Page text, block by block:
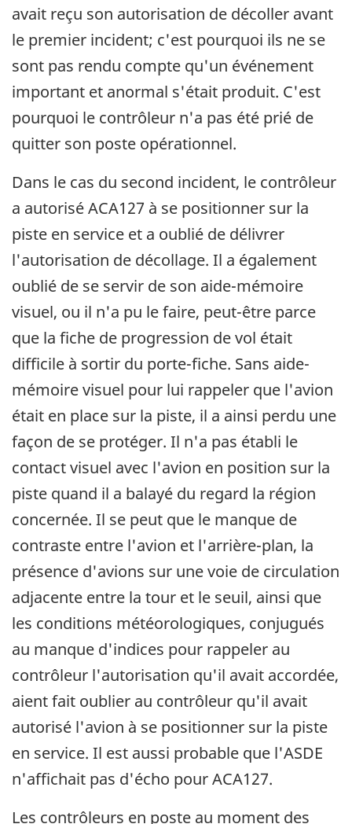
avait reçu son autorisation de décoller avant
le premier incident; c'est pourquoi ils ne se
sont pas rendu compte qu'un événement
important et anormal s'était produit. C'est
pourquoi le contrôleur n'a pas été prié de
quitter son poste opérationnel.
Dans le cas du second incident, le contrôleur
a autorisé ACA127 à se positionner sur la
piste en service et a oublié de délivrer
l'autorisation de décollage. Il a également
oublié de se servir de son aide-mémoire
visuel, ou il n'a pu le faire, peut-être parce
que la fiche de progression de vol était
difficile à sortir du porte-fiche. Sans aide-
mémoire visuel pour lui rappeler que l'avion
était en place sur la piste, il a ainsi perdu une
façon de se protéger. Il n'a pas établi le
contact visuel avec l'avion en position sur la
piste quand il a balayé du regard la région
concernée. Il se peut que le manque de
contraste entre l'avion et l'arrière-plan, la
présence d'avions sur une voie de circulation
adjacente entre la tour et le seuil, ainsi que
les conditions météorologiques, conjugués
au manque d'indices pour rappeler au
contrôleur l'autorisation qu'il avait accordée,
aient fait oublier au contrôleur qu'il avait
autorisé l'avion à se positionner sur la piste
en service. Il est aussi probable que l'ASDE
n'affichait pas d'écho pour ACA127.
Les contrôleurs en poste au moment des